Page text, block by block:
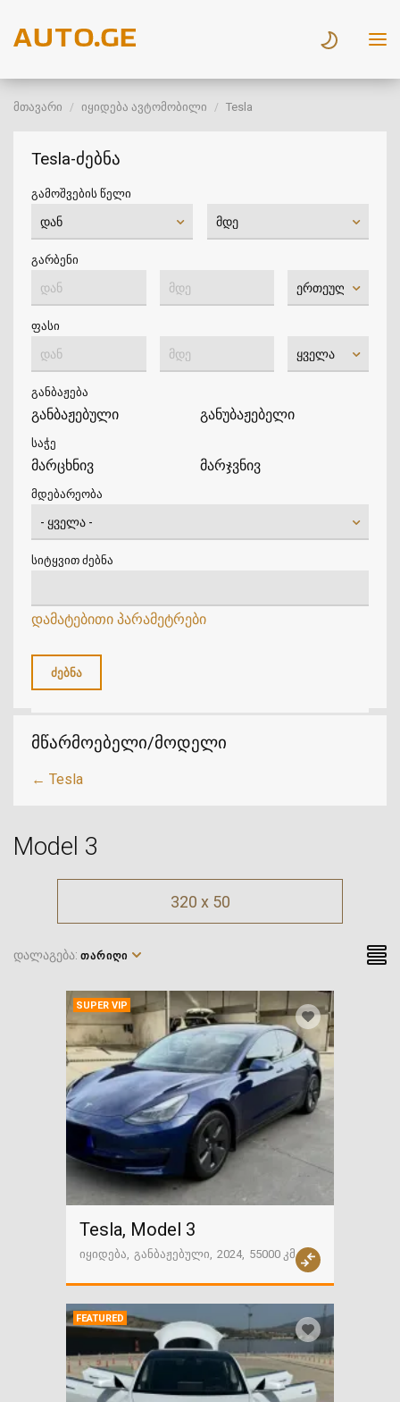
მთავარი იყიდება ავტომობილი Tesla
Tesla-ძებნა
გამოშვების წელი
გარბენი
ფასი
განბაჟება
განბაჟებული განუბაჟებელი
საჭე
მარცხნივ მარჯვნივ
მდებარეობა
სიტყვით ძებნა
დამატებითი პარამეტრები
მწარმოებელი/მოდელი
← Tesla
Model 3
320 x 50
დალაგება: ᲗᲐᲠᲘᲦᲘ
SUPER VIP
Tesla, Model 3
იყიდება განბაჟებული 2024 55000 კმ
FEATURED